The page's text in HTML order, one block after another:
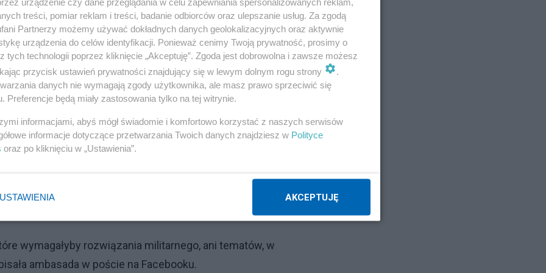
Reklama
z brzegu fiordu przepływający statek, robiąc
że lotniskowiec przepłynie na północ od koła
tych doniesień.
potępiła wizytę lotniskowca w Oslo.
wymagałyby rozwiązania militarnego, ani tematów, w
ambasada w poście na Facebooku.
treści, pomiar reklam i treści, badanie odbiorców oraz ulepszanie usług. Za zgodą
Partnerzy możemy używać dokładnych danych geolokalizacyjnych oraz aktywnie
urządzenia do celów identyfikacji. Ponieważ cenimy Twoją prywatność, prosimy o
tych technologii poprzez kliknięcie „Akceptuję”. Zgoda jest dobrowolna i zawsze możesz
przycisk ustawień prywatności znajdujący się w lewym dolnym rogu strony
.
danych nie wymagają zgody użytkownika, ale masz prawo sprzeciwić się
Preferencje będą miały zastosowania tylko na tej witrynie.
informacjami, abyś mógł świadomie i komfortowo korzystać z naszych serwisów
informacje dotyczące przetwarzania Twoich danych znajdziesz w Polityce
oraz po kliknięciu w „Ustawienia”.
USTAWIENIA AKCEPTUJĘ